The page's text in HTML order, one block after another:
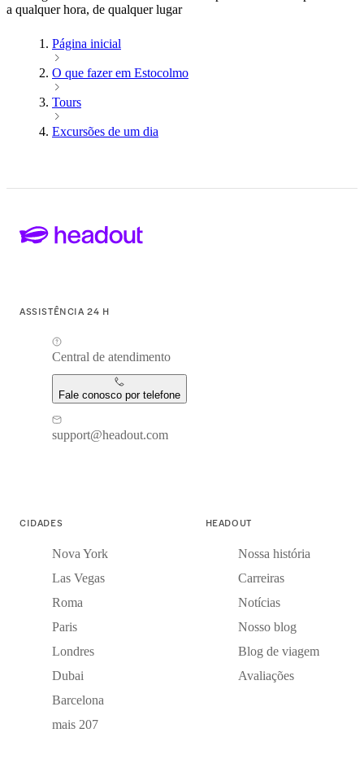
a qualquer hora, de qualquer lugar
Página inicial
O que fazer em Estocolmo
Tours
Excursões de um dia
ASSISTÊNCIA 24 H
Central de atendimento
Fale conosco por telefone
support@headout.com
CIDADES
Nova York
Las Vegas
Roma
Paris
Londres
Dubai
Barcelona
mais 207
HEADOUT
Nossa história
Carreiras
Notícias
Nosso blog
Blog de viagem
Avaliações